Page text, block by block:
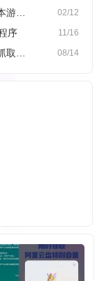
02/12
？
11/16
序
08/14
件